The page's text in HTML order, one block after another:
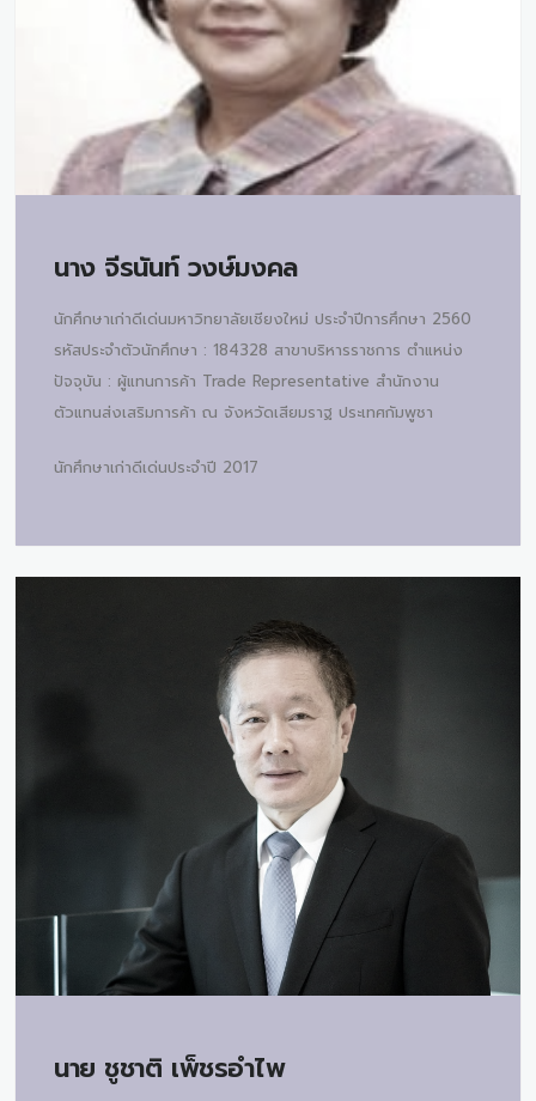
นาง จีรนันท์ วงษ์มงคล
นักศึกษาเก่าดีเด่นมหาวิทยาลัยเชียงใหม่ ประจำปีการศึกษา 2560
รหัสประจำตัวนักศึกษา : 184328 สาขาบริหารราชการ ตำแหน่ง
ปัจจุบัน : ผู้แทนการค้า Trade Representative สำนักงาน
ตัวแทนส่งเสริมการค้า ณ จังหวัดเสียมราฐ ประเทศกัมพูชา
นักศึกษาเก่าดีเด่นประจำปี 2017
นาย ชูชาติ เพ็ชรอำไพ